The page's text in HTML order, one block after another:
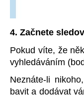
4. Začnete
Pokud víte, že
vyhledáváním
Neznáte-li
bavit a dodávat